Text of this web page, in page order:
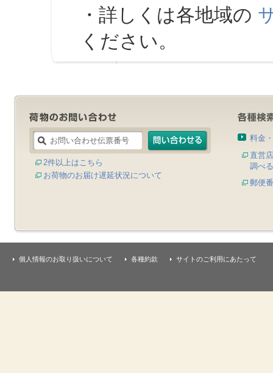
・詳しくは各地域の
ください。
2件以上はこちら
お荷物のお届け遅延状況について
料金
直営
調べる
郵便
個人情報のお取り扱いについて 各種約款 サイトのご利用にあたって